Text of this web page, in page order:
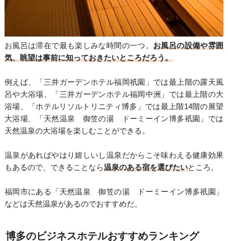
お風呂は滞在で最も楽しみな時間の一つ。お風呂の設備や雰囲
気、眺望は事前に知っておきたいところだろう。
例えば、「三井ガーデンホテル福岡祇園」では最上階の露天風
呂や大浴場、「三井ガーデンホテル福岡中洲」では最上階の大
浴場、「ホテルリソルトリニティ博多」では最上階14階の展望
大浴場、「天然温泉 御笠の湯 ドーミーイン博多祇園」では
天然温泉の大浴場を楽しむことができる。
温泉があればやはり嬉しいし温泉だからこそ味わえる健康効果
もあるので、できることなら温泉のある宿を選びたいところ。
福岡市にある「天然温泉 御笠の湯 ドーミーイン博多祇園」
などは天然温泉があるのでおすすめだ。
博多のビジネスホテルおすすめランキング